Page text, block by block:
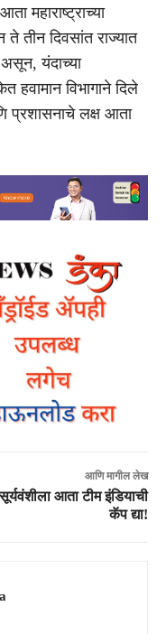
महाराष्ट्राच्या
तीन दिवसांत राज्यात
यंदाच्या
हवामान विभागाने दिले
प्रशासनाचे लक्ष आता
आणि मागील लेख
आता टीम इंडियाची
कॅप द्या!